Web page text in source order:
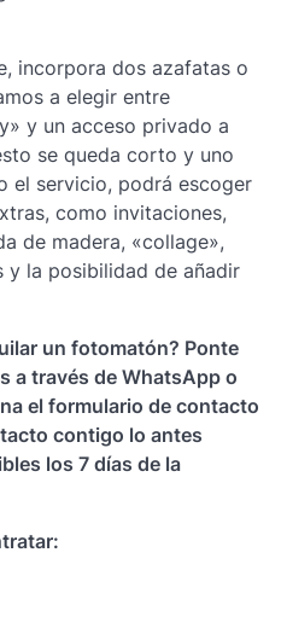
incorpora dos azafatas o
a elegir entre
y un acceso privado a
se queda corto y uno
el servicio, podrá escoger
como invitaciones,
de madera, «collage»,
la posibilidad de añadir
un fotomatón? Ponte
a través de WhatsApp o
el formulario de contacto
contigo lo antes
los 7 días de la